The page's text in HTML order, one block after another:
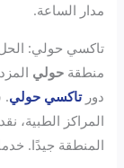
مدار الساعة.
تاكسي حولي: الحل
منطقةحولي
دورتاكسي حولي.
المراكز الطبية،
المنطقة جيدًا.